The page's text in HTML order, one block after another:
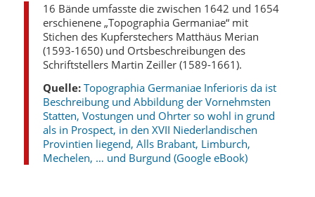
16 Bände umfasste die zwischen 1642 und 1654
erschienene „Topographia Germaniae“ mit
Stichen des Kupferstechers Matthäus Merian
(1593-1650) und Ortsbeschreibungen des
Schriftstellers Martin Zeiller (1589-1661).
Quelle: Topographia Germaniae Inferioris da ist
Beschreibung und Abbildung der Vornehmsten
Statten, Vostungen und Ohrter so wohl in grund
als in Prospect, in den XVII Niederlandischen
Provintien liegend, Alls Brabant, Limburch,
Mechelen, … und Burgund (Google eBook)